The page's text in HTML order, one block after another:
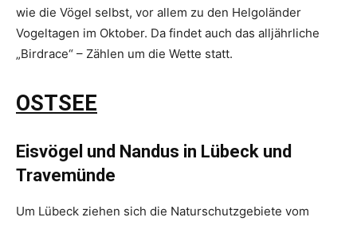
wie die Vögel selbst, vor allem zu den Helgoländer
Vogeltagen im Oktober. Da findet auch das alljährliche
„Birdrace“ – Zählen um die Wette statt.
OSTSEE
Eisvögel und Nandus in Lübeck und
Travemünde
Um Lübeck ziehen sich die Naturschutzgebiete vom